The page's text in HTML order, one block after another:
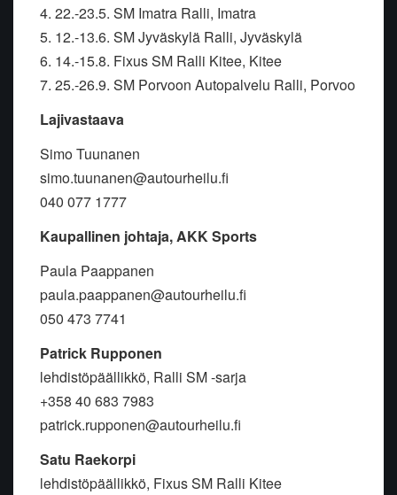
4. 22.-23.5. SM Imatra Ralli, Imatra
5. 12.-13.6. SM Jyväskylä Ralli, Jyväskylä
6. 14.-15.8. Fixus SM Ralli Kitee, Kitee
7. 25.-26.9. SM Porvoon Autopalvelu Ralli, Porvoo
Lajivastaava
Simo Tuunanen
simo.tuunanen@autourheilu.fi
040 077 1777
Kaupallinen johtaja, AKK Sports
Paula Paappanen
paula.paappanen@autourheilu.fi
050 473 7741
Patrick Rupponen
lehdistöpäällikkö, Ralli SM -sarja
+358 40 683 7983
patrick.rupponen@autourheilu.fi
Satu Raekorpi
lehdistöpäällikkö, Fixus SM Ralli Kitee